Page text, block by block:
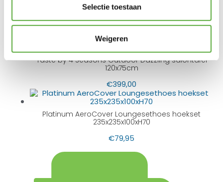
Selectie toestaan
Weigeren
Taste by 4 Seasons Outdoor Emma salontafels (65
Taste by 4 Seasons Outdoor Dazzling salontafel
120x75cm
€399,00
Platinum AeroCover Loungesethoes hoekset
235x235x100xH70
€79,95